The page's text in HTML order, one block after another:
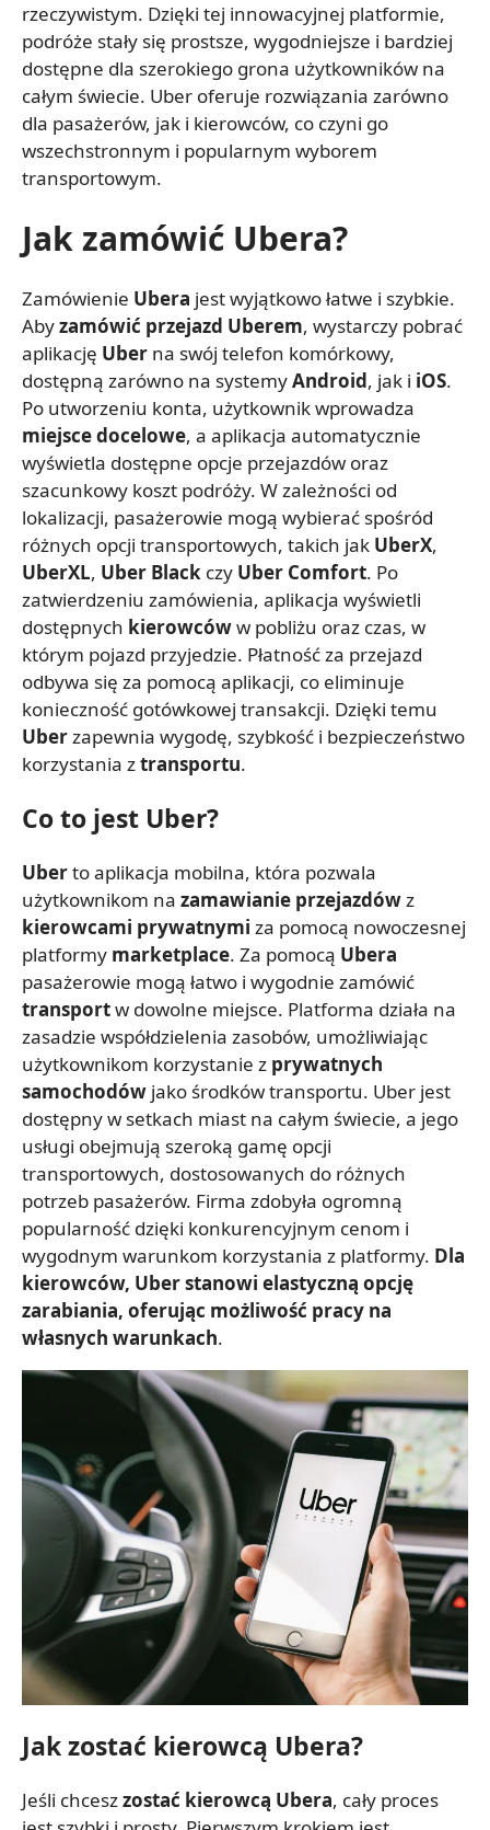
rzeczywistym. Dzięki tej innowacyjnej platformie,
podróże stały się prostsze, wygodniejsze i bardziej
dostępne dla szerokiego grona użytkowników na
całym świecie. Uber oferuje rozwiązania zarówno
dla pasażerów, jak i kierowców, co czyni go
wszechstronnym i popularnym wyborem
transportowym.
Jak zamówić Ubera?
Zamówienie Ubera jest wyjątkowo łatwe i szybkie.
Abyzamówić przejazd Uberem, wystarczy pobrać
aplikację Uber na swój telefon komórkowy,
dostępną zarówno na systemyAndroid, jak i iOS.
Po utworzeniu konta, użytkownik wprowadza
miejsce docelowe, a aplikacja automatycznie
wyświetla dostępne opcje przejazdów oraz
szacunkowy koszt podróży. W zależności od
lokalizacji, pasażerowie mogą wybierać spośród
różnych opcji transportowych, takich jak UberX,
UberXL, Uber Black czy Uber Comfort. Po
zatwierdzeniu zamówienia, aplikacja wyświetli
dostępnych kierowcóww pobliżu oraz czas, w
którym pojazd przyjedzie. Płatność za przejazd
odbywa się za pomocą aplikacji, co eliminuje
konieczność gotówkowej transakcji. Dzięki temu
Uberzapewnia wygodę, szybkość i bezpieczeństwo
korzystania ztransportu.
Co to jest Uber?
Uberto aplikacja mobilna, która pozwala
użytkownikom na zamawianie przejazdówz
kierowcami prywatnymi za pomocą nowoczesnej
platformy marketplace. Za pomocą Ubera
pasażerowie mogą łatwo i wygodnie zamówić
transportw dowolne miejsce. Platforma działa na
zasadzie współdzielenia zasobów, umożliwiając
użytkownikom korzystanie z prywatnych
samochodów jako środków transportu. Uber jest
dostępny w setkach miast na całym świecie, a jego
usługi obejmują szeroką gamę opcji
transportowych, dostosowanych do różnych
potrzeb pasażerów. Firma zdobyła ogromną
popularność dzięki konkurencyjnym cenom i
wygodnym warunkom korzystania z platformy. Dla
kierowców, Uber stanowi elastyczną opcję
zarabiania, oferując możliwość pracy na
własnych warunkach.
Jak zostać kierowcą Ubera?
Jeśli chceszzostać kierowcą Ubera, cały proces